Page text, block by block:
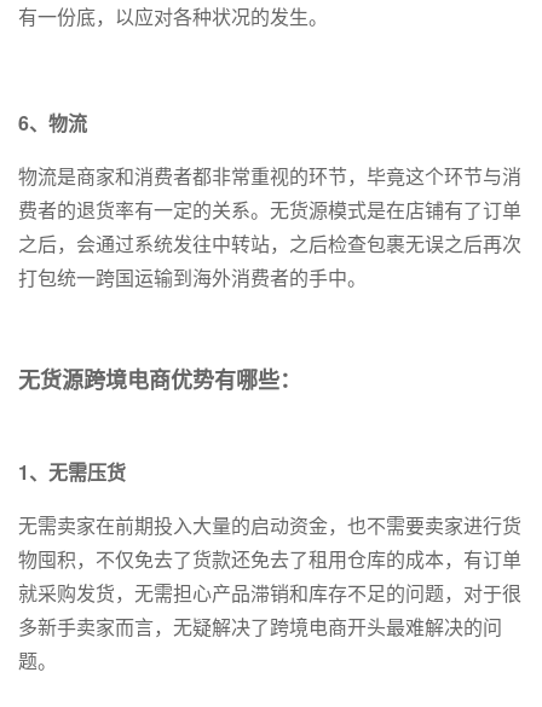
有一份底，以应对各种状况的发生。
6、物流
物流是商家和消费者都非常重视的环节，毕竟这个环节与消
费者的退货率有一定的关系。无货源模式是在店铺有了订单
之后，会通过系统发往中转站，之后检查包裹无误之后再次
打包统一跨国运输到海外消费者的手中。
无货源跨境电商优势有哪些：
1、无需压货
无需卖家在前期投入大量的启动资金，也不需要卖家进行货
物囤积，不仅免去了货款还免去了租用仓库的成本，有订单
就采购发货，无需担心产品滞销和库存不足的问题，对于很
多新手卖家而言，无疑解决了跨境电商开头最难解决的问
题。